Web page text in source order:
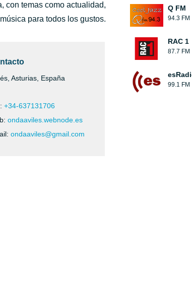
hace 35 minutos
con temas como actualidad,
para todos los gustos.
Asturias, España
+34-637131706
ondaaviles.webnode.es
ondaaviles@gmail.com
Q FM
94.3 FM
RAC 1
87.7 FM
99.1 FM